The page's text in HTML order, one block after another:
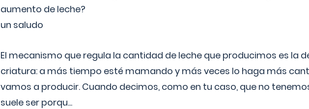
aumento de leche?
un saludo
El mecanismo que regula la cantidad de leche que producimos es la
criatura: a más tiempo esté mamando y más veces lo haga más
vamos a producir. Cuando decimos, como en tu caso, que no
suele ser porqu...